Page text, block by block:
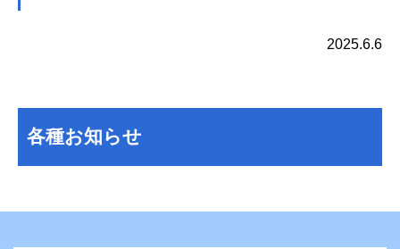
各種お知らせ
2025.6.6